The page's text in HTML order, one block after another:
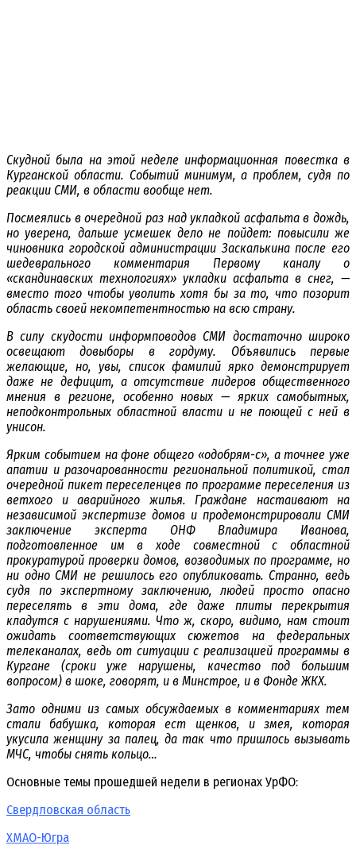
Скудной была на этой неделе информационная повестка в
Курганской области. Событий минимум, а проблем, судя по
реакции СМИ, в области вообще нет.
Посмеялись в очередной раз над укладкой асфальта в дождь,
но уверена, дальше усмешек дело не пойдет: повысили же
чиновника городской администрации Заскалькина после его
шедеврального комментария Первому каналу о
«скандинавских технологиях» укладки асфальта в снег, —
вместо того чтобы уволить хотя бы за то, что позорит
область своей некомпетентностью на всю страну.
В силу скудости информповодов СМИ достаточно широко
освещают довыборы в гордуму. Объявились первые
желающие, но, увы, список фамилий ярко демонстрирует
даже не дефицит, а отсутствие лидеров общественного
мнения в регионе, особенно новых — ярких самобытных,
неподконтрольных областной власти и не поющей с ней в
унисон.
Ярким событием на фоне общего «одобрям-с», а точнее уже
апатии и разочарованности региональной политикой, стал
очередной пикет переселенцев по программе переселения из
ветхого и аварийного жилья. Граждане настаивают на
независимой экспертизе домов и продемонстрировали СМИ
заключение эксперта ОНФ Владимира Иванова,
подготовленное им в ходе совместной с областной
прокуратурой проверки домов, возводимых по программе, но
ни одно СМИ не решилось его опубликовать. Странно, ведь
судя по экспертному заключению, людей просто опасно
переселять в эти дома, где даже плиты перекрытия
кладутся с нарушениями. Что ж, скоро, видимо, нам стоит
ожидать соответствующих сюжетов на федеральных
телеканалах, ведь от ситуации с реализацией программы в
Кургане (сроки уже нарушены, качество под большим
вопросом) в шоке, говорят, и в Минстрое, и в Фонде ЖКХ.
Зато одними из самых обсуждаемых в комментариях тем
стали бабушка, которая ест щенков, и змея, которая
укусила женщину за палец, да так что пришлось вызывать
МЧС, чтобы снять кольцо…
Основные темы прошедшей недели в регионах УрФО:
Свердловская область
ХМАО-Югра